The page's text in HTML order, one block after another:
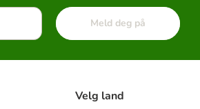
Meld deg på
Velg land